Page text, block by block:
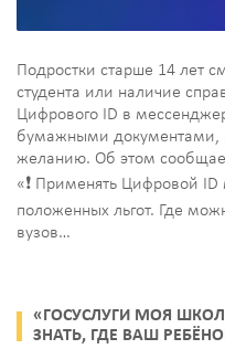
Подростки старше 14 лет
студента или наличие
Цифрового ID в
бумажными документами,
желанию. Об этом
«❗️ Применять Цифровой
положенных льгот. Где
вузов…
«ГОСУСЛУГИ МОЯ
ЗНАТЬ, ГДЕ ВАШ